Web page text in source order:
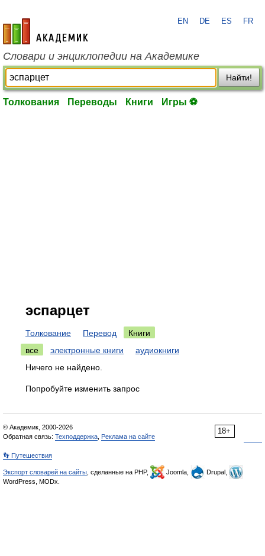
academic.ru
EN DE ES FR
Словари и энциклопедии на Академике
Найти!
Толкования Переводы Книги Игры ⚽
эспарцет
Толкование Перевод
Книги
все
электронные книги
аудиокниги
Ничего не найдено.
Попробуйте изменить запрос
18+
© Академик, 2000-2026
Обратная связь: Техподдержка Реклама на сайте
👣 Путешествия
Экспорт словарей на сайты , сделанные на PHP, Joomla,
Drupal,
WordPress, MODx.